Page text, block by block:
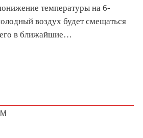
температуры на 6-
воздух будет смещаться
в ближайшие…